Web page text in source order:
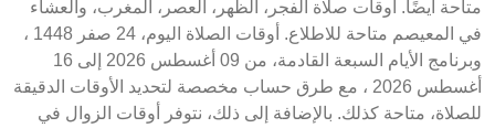
متاحة أيضًا. أوقات صلاة الفجر، الظهر، العصر، المغرب، والعشاء
في المعيصم متاحة للاطلاع. أوقات الصلاة اليوم، 24 صفر 1448 ،
وبرنامج الأيام السبعة القادمة، من 09 أغسطس 2026 إلى 16
أغسطس 2026 ، مع طرق حساب مخصصة لتحديد الأوقات الدقيقة
للصلاة، متاحة كذلك. بالإضافة إلى ذلك، نتوفر أوقات الزوال في